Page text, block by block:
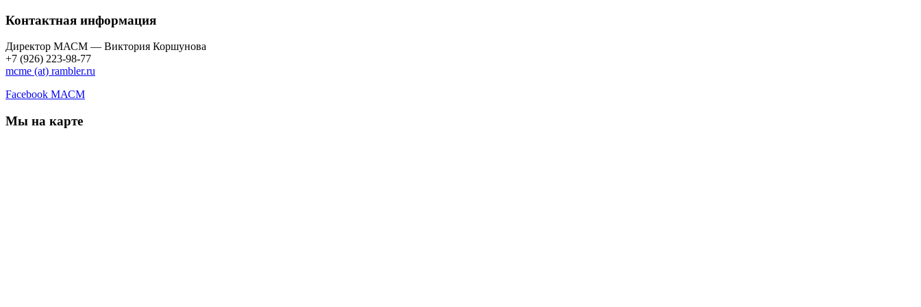
Контактная информация
Директор МАСМ — Виктория Коршунова
+7 (926) 223-98-77
mcme (at) rambler.ru
Facebook МАСМ
Мы на карте